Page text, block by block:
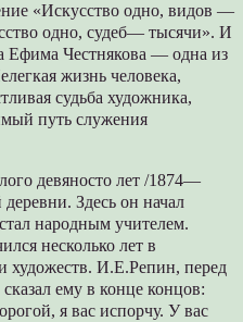
«Искусство одно, видов —
одно, судеб— тысячи». И
Ефима Честнякова — одна из
жизнь человека,
судьба художника,
путь служения
девяносто лет /1874—
Здесь он начал
народным учителем.
несколько лет в
художеств. И.Е.Репин, перед
ему в конце концов:
я вас испорчу. У вас